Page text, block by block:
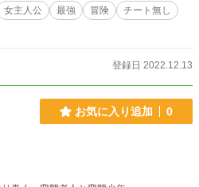
女主人公 最強 冒険
チート無し
登録日 2022.12.13
お気に入り追加 0